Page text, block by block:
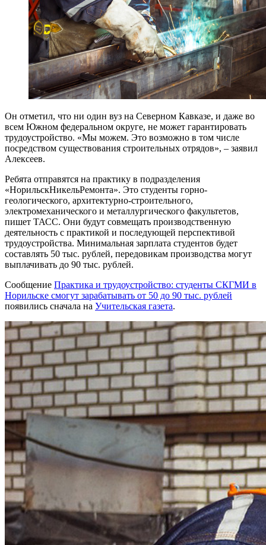
Он отметил, что ни один вуз на Северном Кавказе, и даже во
всем Южном федеральном округе, не может гарантировать
трудоустройство. «Мы можем. Это возможно в том числе
посредством существования строительных отрядов», – заявил
Алексеев.
Ребята отправятся на практику в подразделения
«НорильскНикельРемонта». Это студенты горно-
геологического, архитектурно-строительного,
электромеханического и металлургического факультетов,
пишет ТАСС. Они будут совмещать производственную
деятельность с практикой и последующей перспективой
трудоустройства. Минимальная зарплата студентов будет
составлять 50 тыс. рублей, передовикам производства могут
выплачивать до 90 тыс. рублей.
Сообщение Практика и трудоустройство: студенты СКГМИ в
Норильске смогут зарабатывать от 50 до 90 тыс. рублей
появились сначала на Учительская газета.